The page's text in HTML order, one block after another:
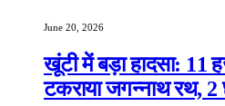
June 20, 2026
खूंटी में बड़ा हादसा: 11
टकराया जगन्नाथ रथ, 2